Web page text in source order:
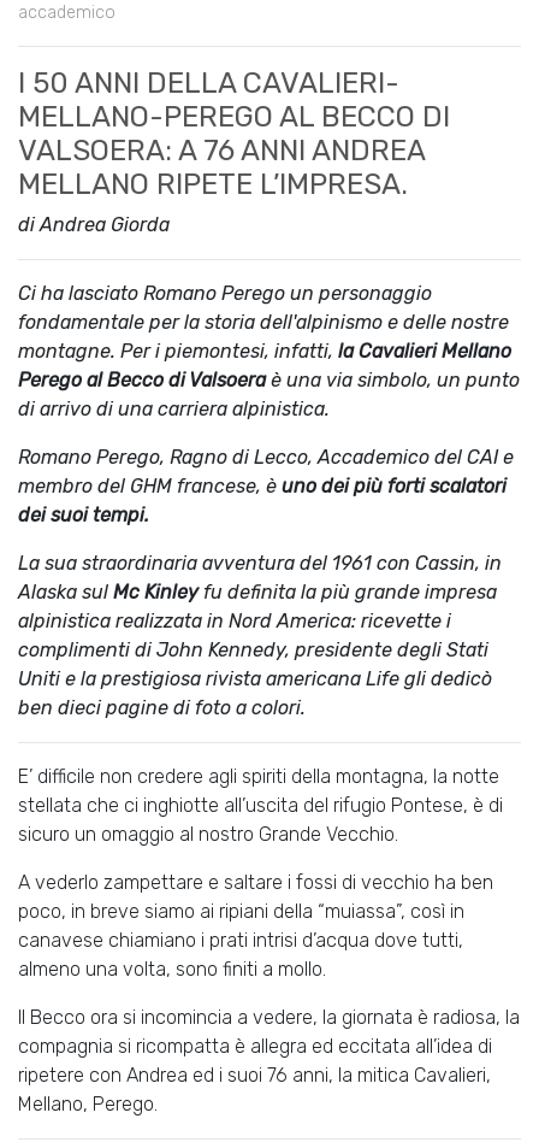
accademico
I 50 ANNI DELLA CAVALIERI-
MELLANO-PEREGO AL BECCO DI
VALSOERA: A 76 ANNI ANDREA
MELLANO RIPETE L’IMPRESA.
di Andrea Giorda
Ci ha lasciato Romano Perego un personaggio
fondamentale per la storia dell'alpinismo e delle nostre
montagne. Per i piemontesi, infatti, laCavalieri Mellano
Perego al Becco di Valsoeraè una via simbolo, un punto
di arrivo di una carriera alpinistica.
Romano Perego, Ragno di Lecco, Accademico del CAI e
membro del GHM francese, è uno dei più forti scalatori
dei suoi tempi.
La sua straordinaria avventura del 1961 con Cassin, in
Alaska sul Mc Kinley fu definita la più grande impresa
alpinistica realizzata in Nord America: ricevette i
complimenti di John Kennedy, presidente degli Stati
Uniti e la prestigiosa rivista americana Life gli dedicò
ben dieci pagine di foto a colori.
E’ difficile non credere agli spiriti della montagna, la notte
stellata che ci inghiotte all’uscita del rifugio Pontese, è di
sicuro un omaggio al nostro Grande Vecchio.
A vederlo zampettare e saltare i fossi di vecchio ha ben
poco, in breve siamo ai ripiani della “muiassa”, così in
canavese chiamiano i prati intrisi d’acqua dove tutti,
almeno una volta, sono finiti a mollo.
Il Becco ora si incomincia a vedere, la giornata è radiosa, la
compagnia si ricompatta è allegra ed eccitata all’idea di
ripetere con Andrea ed i suoi 76 anni, la mitica Cavalieri,
Mellano, Perego.